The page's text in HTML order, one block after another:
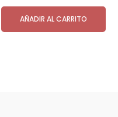
AÑADIR AL CARRITO